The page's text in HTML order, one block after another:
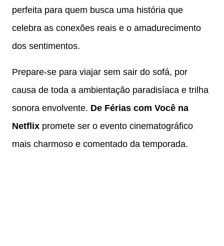
perfeita para quem busca uma história que
celebra as conexões reais e o amadurecimento
dos sentimentos.
Prepare-se para viajar sem sair do sofá, por
causa de toda a ambientação paradisíaca e trilha
sonora envolvente. De Férias com Você na
Netflix promete ser o evento cinematográfico
mais charmoso e comentado da temporada.